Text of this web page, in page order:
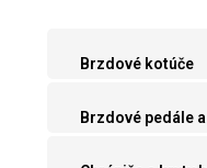
Brzdové kotúče
Brzdové pedále